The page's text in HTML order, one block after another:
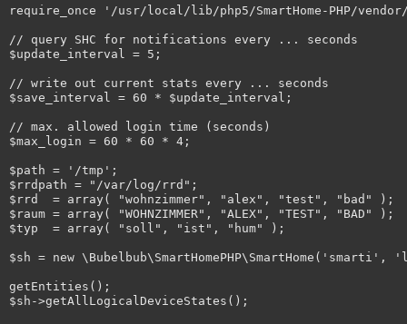
require_once '/usr/local/lib/php5/SmartHome-PHP/
// query SHC for notifications every ... seconds
$update_interval = 5;
// write out current stats every ... seconds
$save_interval = 60 * $update_interval;
// max. allowed login time (seconds)
$max_login = 60 * 60 * 4;
$path = '/tmp';
$rrdpath = "/var/log/rrd";
$rrd  = array( "wohnzimmer", "alex", "test", "bad" );
$raum = array( "WOHNZIMMER", "ALEX", "TEST", "BAD" );
$typ  = array( "soll", "ist", "hum" );
$sh = new
getEntities();
$sh->getAllLogicalDeviceStates();